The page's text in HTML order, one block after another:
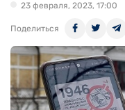
23 февраля, 2023, 17:00
Поделиться